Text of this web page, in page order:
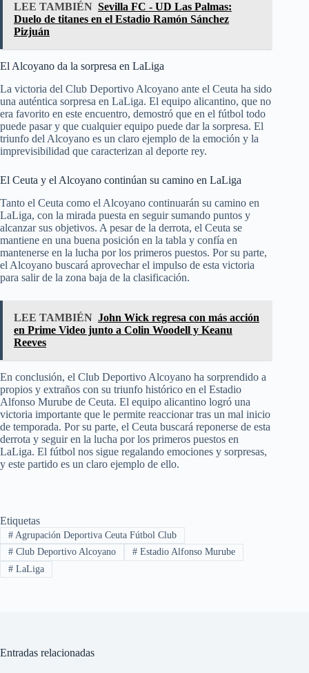
LEE TAMBIÉN Sevilla FC - UD Las Palmas:
Duelo de titanes en el Estadio Ramón Sánchez
Pizjuán
El Alcoyano da la sorpresa en LaLiga
La victoria del Club Deportivo Alcoyano ante el Ceuta ha sido
una auténtica sorpresa en LaLiga. El equipo alicantino, que no
era favorito en este encuentro, demostró que en el fútbol todo
puede pasar y que cualquier equipo puede dar la sorpresa. El
triunfo del Alcoyano es un claro ejemplo de la emoción y la
imprevisibilidad que caracterizan al deporte rey.
El Ceuta y el Alcoyano continúan su camino en LaLiga
Tanto el Ceuta como el Alcoyano continuarán su camino en
LaLiga, con la mirada puesta en seguir sumando puntos y
alcanzar sus objetivos. A pesar de la derrota, el Ceuta se
mantiene en una buena posición en la tabla y confía en
mantenerse en la lucha por los primeros puestos. Por su parte,
el Alcoyano buscará aprovechar el impulso de esta victoria
para salir de la zona baja de la clasificación.
LEE TAMBIÉN John Wick regresa con más acción
en Prime Video junto a Colin Woodell y Keanu
Reeves
En conclusión, el Club Deportivo Alcoyano ha sorprendido a
propios y extraños con su triunfo histórico en el Estadio
Alfonso Murube de Ceuta. El equipo alicantino logró una
victoria importante que le permite reaccionar tras un mal inicio
de temporada. Por su parte, el Ceuta buscará reponerse de esta
derrota y seguir en la lucha por los primeros puestos en
LaLiga. El fútbol nos sigue regalando emociones y sorpresas,
y este partido es un claro ejemplo de ello.
Etiquetas
#Agrupación Deportiva Ceuta Fútbol Club
#Club Deportivo Alcoyano #Estadio Alfonso Murube
#LaLiga
Entradas relacionadas